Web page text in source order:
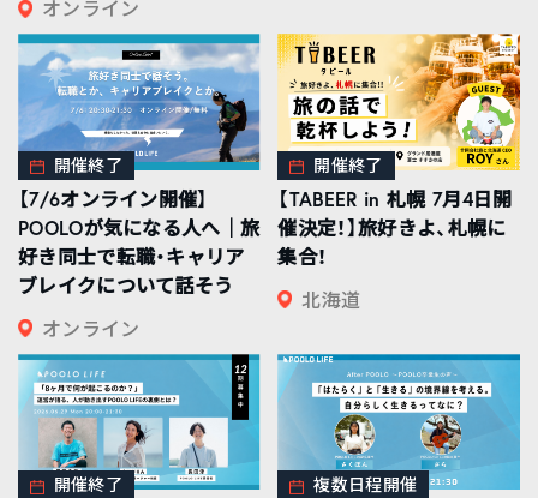
オンライン
開催終了
【7/6オンライン開催】
POOLOが気になる人へ｜旅
好き同士で転職・キャリア
ブレイクについて話そう
オンライン
開催終了
【TABEER in 札幌 7月4日開
催決定！】旅好きよ、札幌に
集合！
北海道
開催終了 複数日程開催